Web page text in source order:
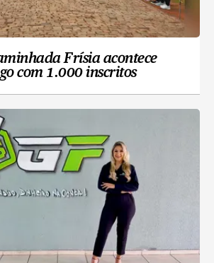
Frísia acontece
com 1.000 inscritos